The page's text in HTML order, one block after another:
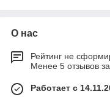
обратить внимание:
прочие подводные
Виды и
мышек
О нас
Рейтинг не
Менее 5 отзывов
Работает с